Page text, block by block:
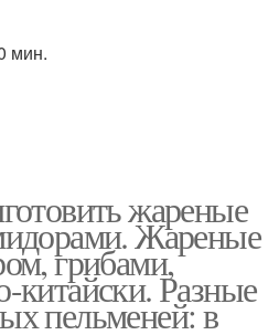
мин.
жареные
Жареные
грибами,
китайски. Разные
пельменей: в